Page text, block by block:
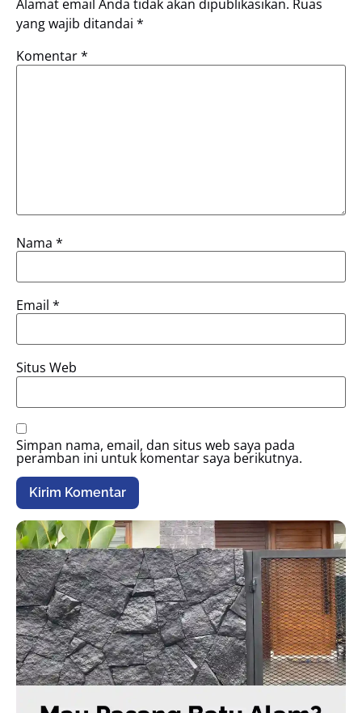
Alamat email Anda tidak akan dipublikasikan. Ruas
yang wajib ditandai *
Komentar*
Nama *
Email *
Situs Web
Simpan nama, email, dan situs web saya pada
peramban ini untuk komentar saya berikutnya.